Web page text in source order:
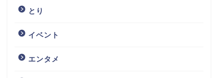
とり
イベント
エンタメ